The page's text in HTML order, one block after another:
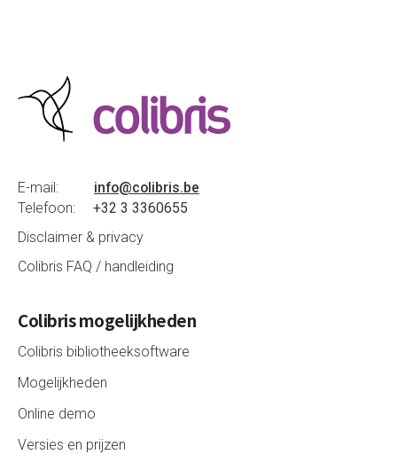
E-mail: info@colibris.be
Telefoon: +32 3 3360655
Disclaimer & privacy
Colibris FAQ / handleiding
Colibris mogelijkheden
Colibris bibliotheeksoftware
Mogelijkheden
Online demo
Versies en prijzen